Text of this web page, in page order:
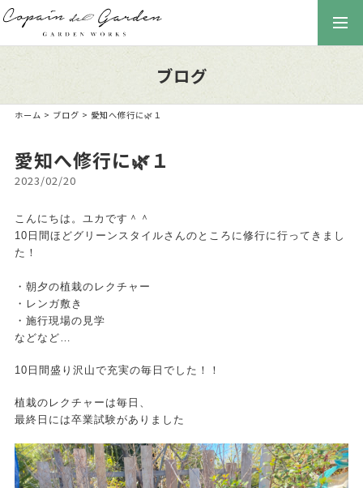
ブログ
ホーム > ブログ > 愛知へ修行に🌿１
愛知へ修行に🌿１
2023/02/20
こんにちは。ユカです＾＾
10日間ほどグリーンスタイルさんのところに修行に行ってきまし
た！
・朝夕の植栽のレクチャー
・レンガ敷き
・施行現場の見学
などなど…
10日間盛り沢山で充実の毎日でした！！
植栽のレクチャーは毎日、
最終日には卒業試験がありました